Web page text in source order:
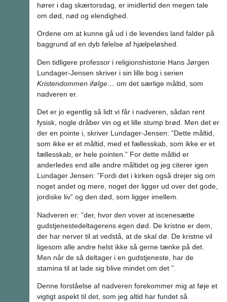
hører i dag skærtorsdag, er imidlertid den megen tale
om død, nød og elendighed.
Ordene om at kunne gå ud i de levendes land falder på
baggrund af en dyb følelse af hjælpeløshed.
Den tidligere professor i religionshistorie Hans Jørgen
Lundager-Jensen skriver i sin lille bog i serien
Kristendommen ifølge… om det særlige måltid, som
nadveren er.
Det er jo egentlig så lidt vi får i nadveren, sådan rent
fysisk, nogle dråber vin og et lille stump brød. Men det er
der en pointe i, skriver Lundager-Jensen: ”Dette måltid,
som ikke er et måltid, med et fællesskab, som ikke er et
fællesskab, er hele pointen.” For dette måltid er
anderledes end alle andre måltidet og jeg citerer igen
Lundager Jensen: ”Fordi det i kirken også drejer sig om
noget andet og mere, noget der ligger ud over det gode,
jordiske liv” og den død, som ligger imellem.
Nadveren er: ”der, hvor den vover at iscenesætte
gudstjenestedeltagerens egen død. De kristne er dem,
der har nerver til at vedstå, at de skal dø. De kristne vil
ligesom alle andre helst ikke så gerne tænke på det.
Men når de så deltager i en gudstjeneste, har de
stamina til at lade sig blive mindet om det ”.
Denne forståelse af nadveren forekommer mig at føje et
vigtigt aspekt til det, som jeg altid har fundet så